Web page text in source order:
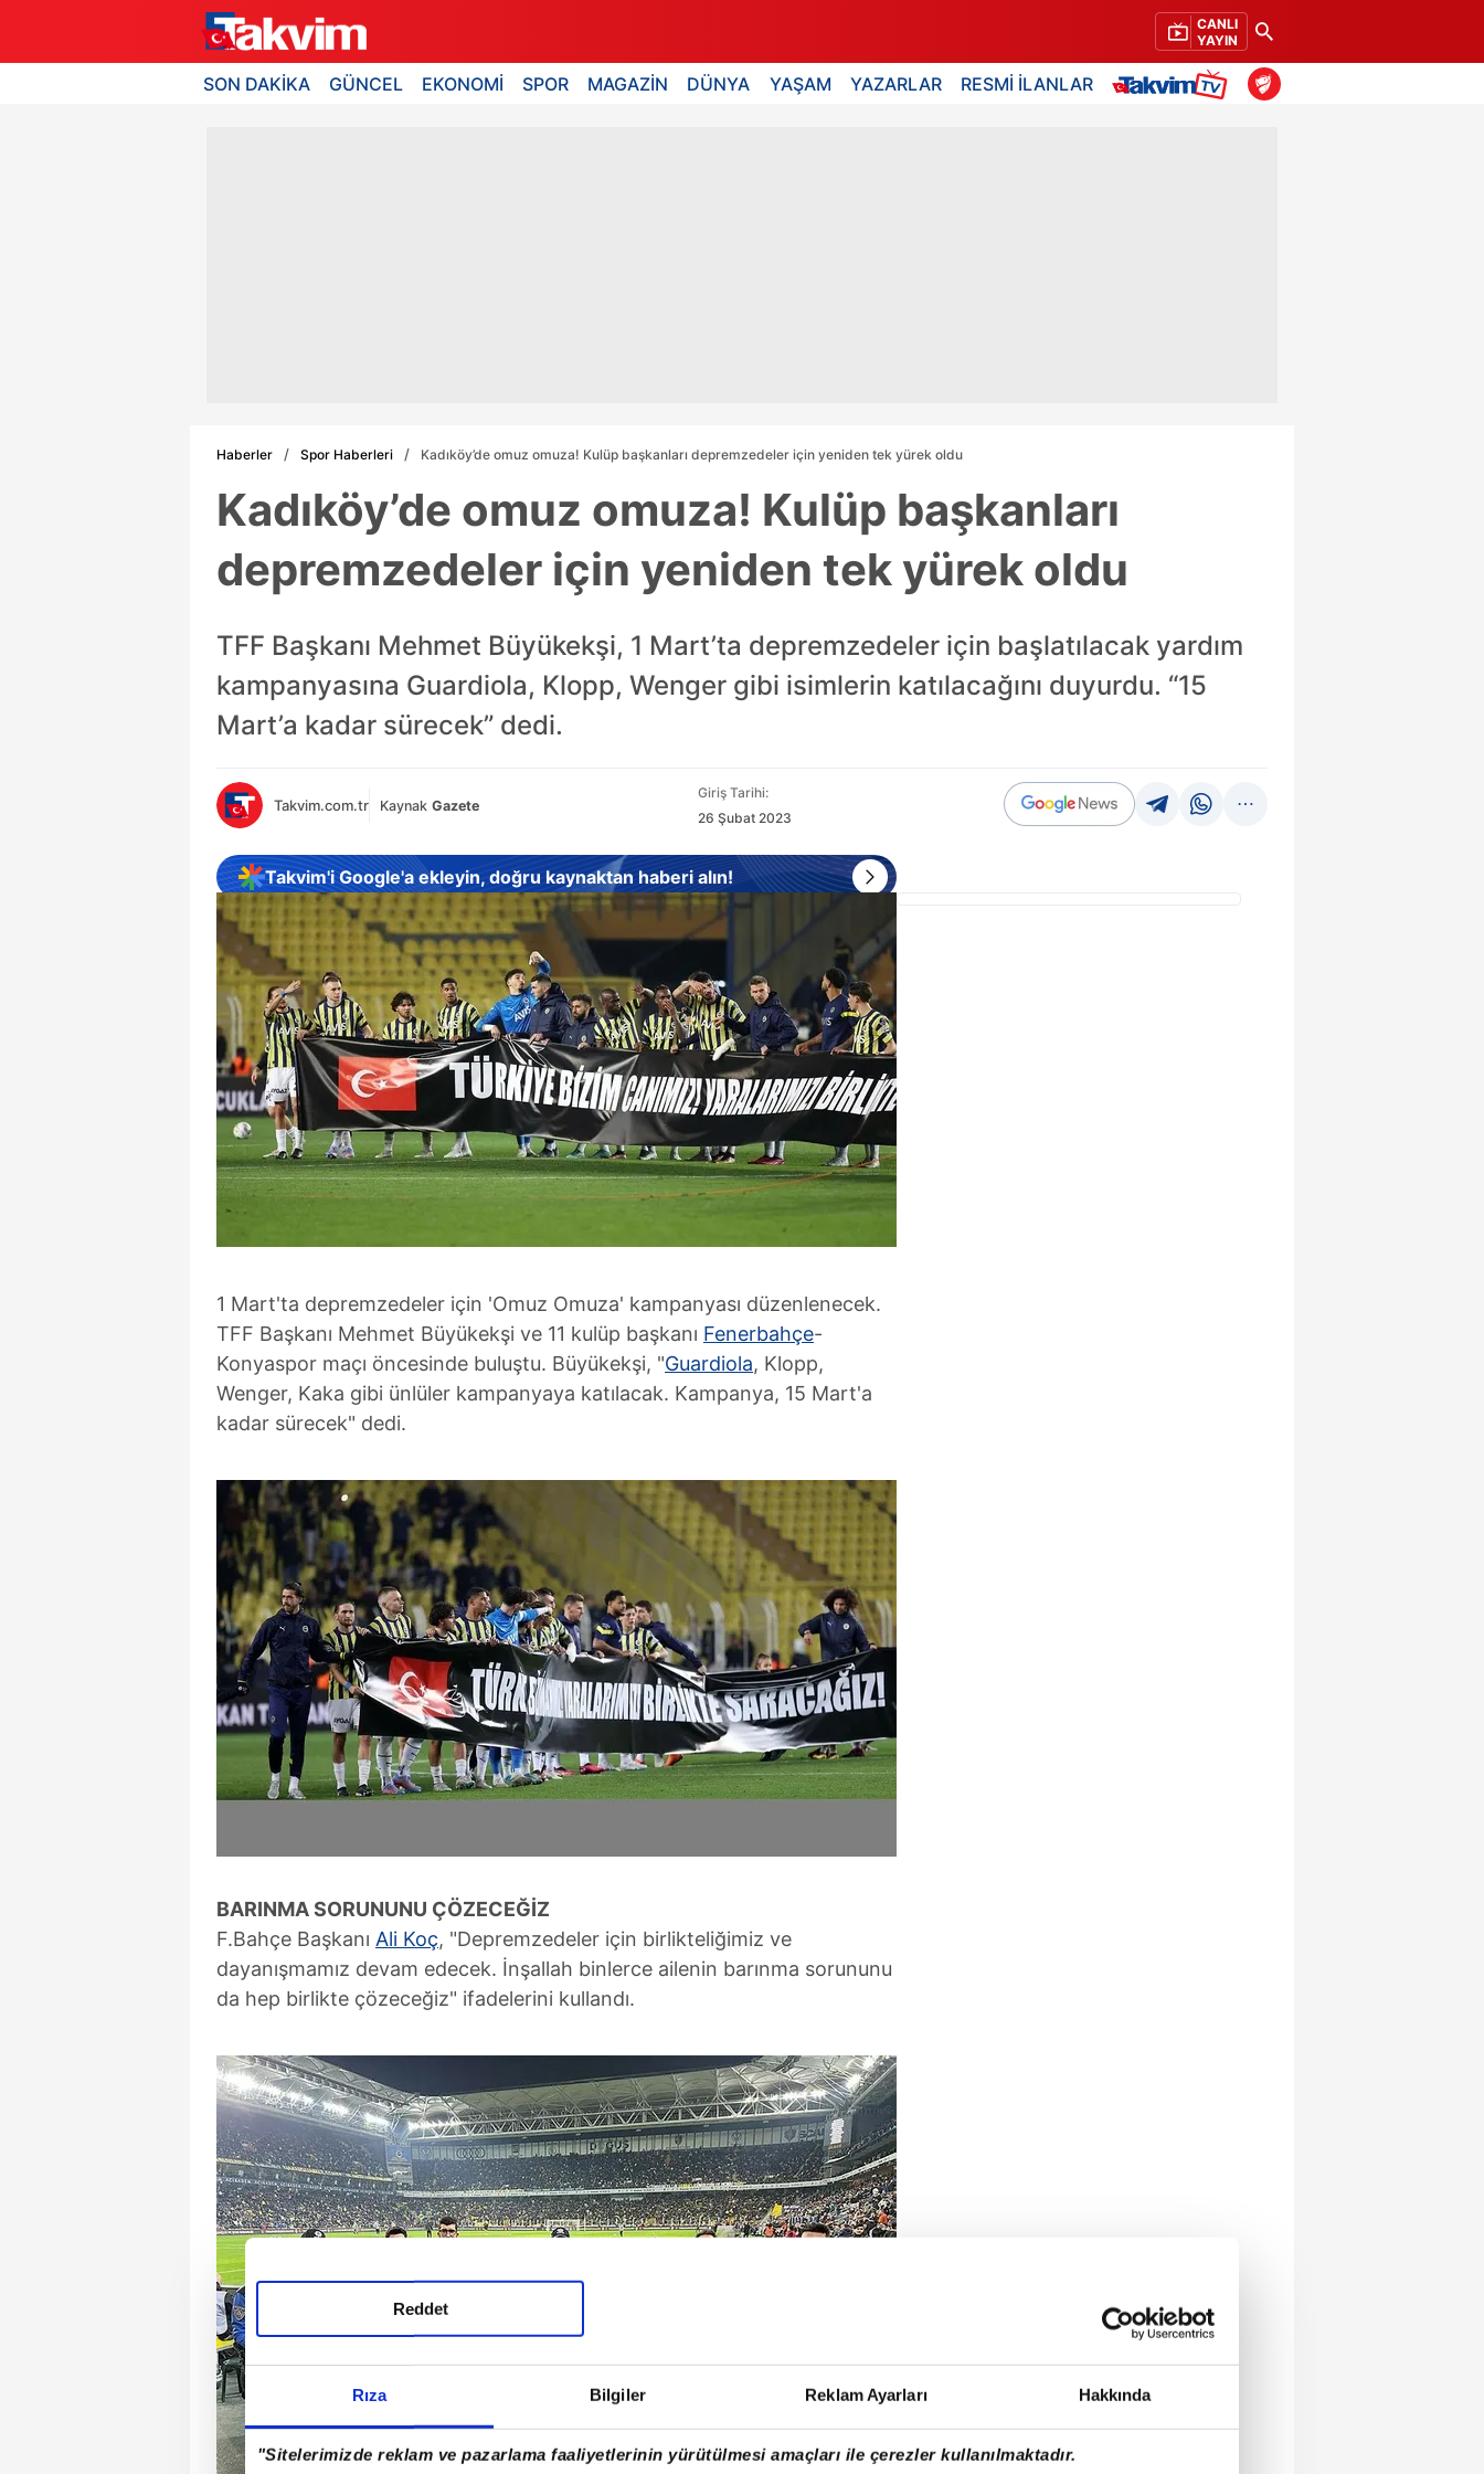
Rıza Bilgiler Reklam Ayarları Hakkında
"Sitelerimizde reklam ve pazarlama faaliyetlerinin yürütülmesi amaçları ile çerezler kullanılmaktadır.
Reddet
CANLI
YAYIN
SON DAKİKA GÜNCEL EKONOMİ SPOR MAGAZİN DÜNYA YAŞAM YAZARLAR RESMİ İLANLAR
Haberler Spor Haberleri Kadıköy’de omuz omuza! Kulüp başkanları depremzedeler için yeniden tek yürek oldu
Kadıköy’de omuz omuza! Kulüp başkanları
depremzedeler için yeniden tek yürek oldu
TFF Başkanı Mehmet Büyükekşi, 1 Mart’ta depremzedeler için başlatılacak yardım
kampanyasına Guardiola, Klopp, Wenger gibi isimlerin katılacağını duyurdu. “15
Mart’a kadar sürecek” dedi.
Takvim.com.tr Kaynak Gazete
Giriş Tarihi:
26 Şubat 2023
Takvim'i Google'a ekleyin, doğru kaynaktan haberi alın!
1 Mart'ta depremzedeler için 'Omuz Omuza' kampanyası düzenlenecek.
TFF Başkanı Mehmet Büyükekşi ve 11 kulüp başkanı Fenerbahçe-
Konyaspor maçı öncesinde buluştu. Büyükekşi, "Guardiola, Klopp,
Wenger, Kaka gibi ünlüler kampanyaya katılacak. Kampanya, 15 Mart'a
kadar sürecek" dedi.
BARINMA SORUNUNU ÇÖZECEĞİZ
F.Bahçe Başkanı Ali Koç, "Depremzedeler için birlikteliğimiz ve
dayanışmamız devam edecek. İnşallah binlerce ailenin barınma sorununu
da hep birlikte çözeceğiz" ifadelerini kullandı.